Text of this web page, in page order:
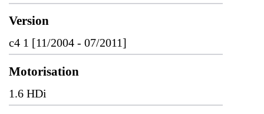
Version
c4 1 [11/2004 - 07/2011]
Motorisation
1.6 HDi